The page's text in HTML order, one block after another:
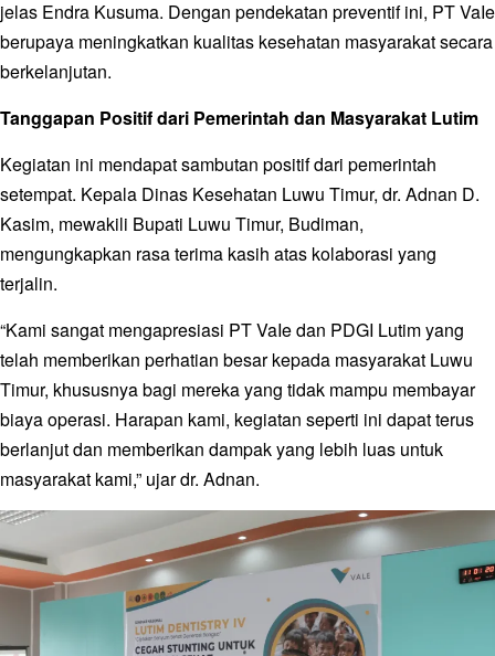
jelas Endra Kusuma. Dengan pendekatan preventif ini, PT VaIe
berupaya meningkatkan kualitas kesehatan masyarakat secara
berkelanjutan.
Tanggapan Positif dari Pemerintah dan Masyarakat Lutim
Kegiatan ini mendapat sambutan positif dari pemerintah
setempat. Kepala Dinas Kesehatan Luwu Timur, dr. Adnan D.
Kasim, mewakili Bupati Luwu Timur, Budiman,
mengungkapkan rasa terima kasih atas kolaborasi yang
terjalin.
“Kami sangat mengapresiasi PT VaIe dan PDGI Lutim yang
telah memberikan perhatian besar kepada masyarakat Luwu
Timur, khususnya bagi mereka yang tidak mampu membayar
biaya operasi. Harapan kami, kegiatan seperti ini dapat terus
berlanjut dan memberikan dampak yang lebih luas untuk
masyarakat kami,” ujar dr. Adnan.